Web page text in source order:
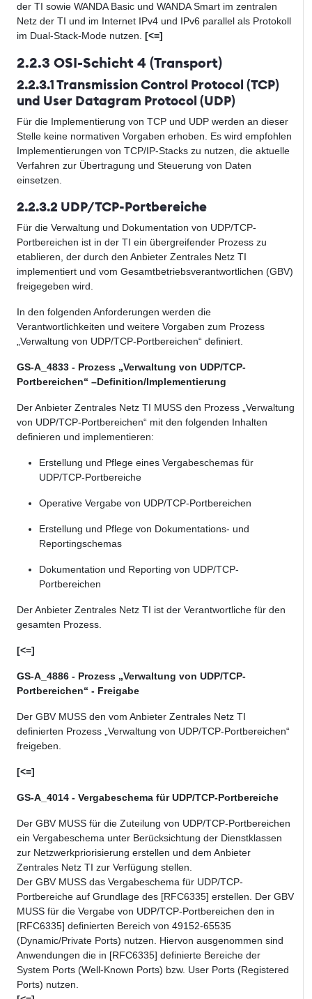
der TI sowie WANDA Basic und WANDA Smart im zentralen
Netz der TI und im Internet IPv4 und IPv6 parallel als Protokoll
im Dual-Stack-Mode nutzen. [<=]
2.2.3 OSI-Schicht 4 (Transport)
2.2.3.1 Transmission Control Protocol (TCP)
und User Datagram Protocol (UDP)
Für die Implementierung von TCP und UDP werden an dieser
Stelle keine normativen Vorgaben erhoben. Es wird empfohlen
Implementierungen von TCP/IP-Stacks zu nutzen, die aktuelle
Verfahren zur Übertragung und Steuerung von Daten
einsetzen.
2.2.3.2 UDP/TCP-Portbereiche
Für die Verwaltung und Dokumentation von UDP/TCP-
Portbereichen ist in der TI ein übergreifender Prozess zu
etablieren, der durch den Anbieter Zentrales Netz TI
implementiert und vom Gesamtbetriebsverantwortlichen (GBV)
freigegeben wird.
In den folgenden Anforderungen werden die
Verantwortlichkeiten und weitere Vorgaben zum Prozess
„Verwaltung von UDP/TCP-Portbereichen“ definiert.
GS-A_4833 - Prozess „Verwaltung von UDP/TCP-
Portbereichen“ –Definition/Implementierung
Der Anbieter Zentrales Netz TI MUSS den Prozess „Verwaltung
von UDP/TCP-Portbereichen“ mit den folgenden Inhalten
definieren und implementieren:
Erstellung und Pflege eines Vergabeschemas für
UDP/TCP-Portbereiche
Operative Vergabe von UDP/TCP-Portbereichen
Erstellung und Pflege von Dokumentations- und
Reportingschemas
Dokumentation und Reporting von UDP/TCP-
Portbereichen
Der Anbieter Zentrales Netz TI ist der Verantwortliche für den
gesamten Prozess.
[<=]
GS-A_4886 - Prozess „Verwaltung von UDP/TCP-
Portbereichen“ - Freigabe
Der GBV MUSS den vom Anbieter Zentrales Netz TI
definierten Prozess „Verwaltung von UDP/TCP-Portbereichen“
freigeben.
[<=]
GS-A_4014 - Vergabeschema für UDP/TCP-Portbereiche
Der GBV MUSS für die Zuteilung von UDP/TCP-Portbereichen
ein Vergabeschema unter Berücksichtung der Dienstklassen
zur Netzwerkpriorisierung erstellen und dem Anbieter
Zentrales Netz TI zur Verfügung stellen.
Der GBV MUSS das Vergabeschema für UDP/TCP-
Portbereiche auf Grundlage des [RFC6335] erstellen. Der GBV
MUSS für die Vergabe von UDP/TCP-Portbereichen den in
[RFC6335] definierten Bereich von 49152-65535
(Dynamic/Private Ports) nutzen. Hiervon ausgenommen sind
Anwendungen die in [RFC6335] definierte Bereiche der
System Ports (Well-Known Ports) bzw. User Ports (Registered
Ports) nutzen.